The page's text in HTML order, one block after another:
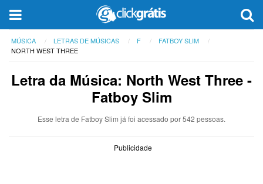
MÚSICA LETRAS DE MÚSICAS F
FATBOY SLIM
NORTH WEST THREE
Letra da Música: North West Three -
Fatboy Slim
Esse letra de Fatboy Slim já foi acessado por 542 pessoas.
Publicidade